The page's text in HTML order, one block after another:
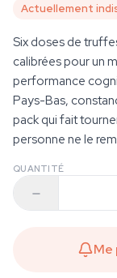
Actuellement
Six doses de
calibrées pour un
performance
Pays-Bas,
pack qui fait
personne ne le
QUANTITÉ
Me